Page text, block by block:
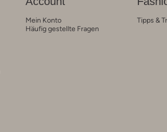
Mein Konto
Häufig gestellte Fragen
Tipps &